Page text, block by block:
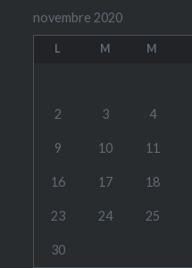
novembre 2020
L M M
2 3 4
9 10 11
16 17 18
23 24 25
30